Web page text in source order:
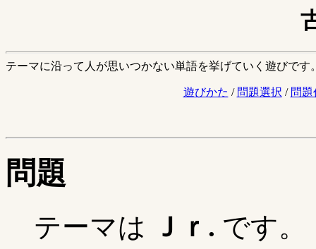
テーマに沿って人が思いつかない単語を挙げていく遊びです
遊びかた / 問題選択 / 問題
問題
テーマは Ｊｒ. です。